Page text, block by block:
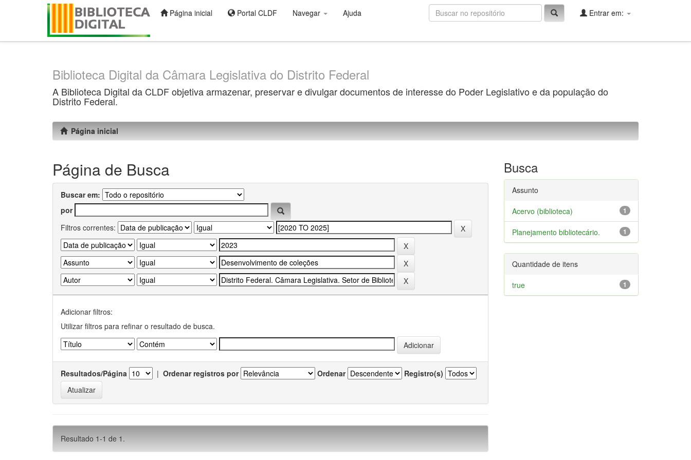
Página inicial Portal CLDF Navegar Ajuda Entrar em:
Biblioteca Digital da Câmara Legislativa do Distrito Federal
A Biblioteca Digital da CLDF objetiva armazenar, preservar e divulgar documentos de interesse do Poder Legislativo e da população do
Distrito Federal.
Página inicial
Página de Busca
Buscar em:
por
Filtros correntes:
Adicionar filtros:
Utilizar filtros para refinar o resultado de busca.
Resultados/Página | Ordenar registros por Ordenar Registro(s)
Resultado 1-1 de 1.
Busca
Assunto
1
Acervo (biblioteca)
1
Planejamento bibliotecário.
Quantidade de itens
1
true